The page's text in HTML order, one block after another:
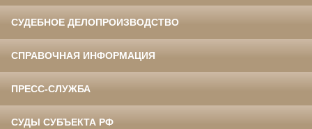
СУДЕБНОЕ ДЕЛОПРОИЗВОДСТВО
СПРАВОЧНАЯ ИНФОРМАЦИЯ
ПРЕСС-СЛУЖБА
СУДЫ СУБЪЕКТА РФ